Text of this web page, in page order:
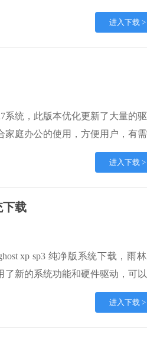
下载 纯净版 永久激活 winxp
吧。
进入下载 >
统，此版本优化更新了大量的驱
庭办公的使用，方便用户，有
进入下载 >
下载
xp sp3 纯净版系统下载，雨
了新的系统功能和硬件驱动，可
件的加速，加固了系统安全策略
进入下载 >